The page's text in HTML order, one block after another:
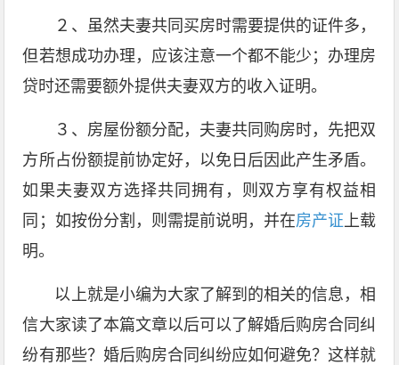
２、虽然夫妻共同买房时需要提供的证件多，
但若想成功办理，应该注意一个都不能少；办理房
贷时还需要额外提供夫妻双方的收入证明。
３、房屋份额分配，夫妻共同购房时，先把双
方所占份额提前协定好，以免日后因此产生矛盾。
如果夫妻双方选择共同拥有，则双方享有权益相
同；如按份分割，则需提前说明，并在房产证上载
明。
以上就是小编为大家了解到的相关的信息，相
信大家读了本篇文章以后可以了解婚后购房合同纠
纷有那些？婚后购房合同纠纷应如何避免？这样就